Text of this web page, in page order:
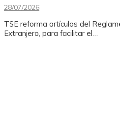
28/07/2026
TSE reforma artículos del
Extranjero, para facilitar el…